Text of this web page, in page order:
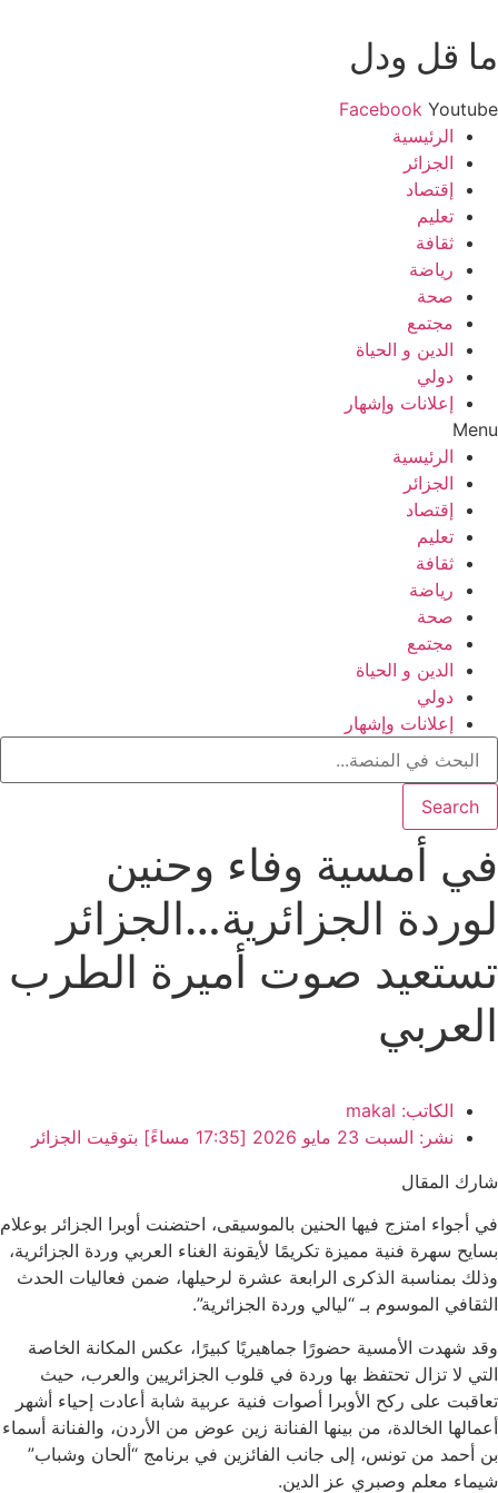
ما قل ودل
Facebook Youtube
الرئيسية
الجزائر
إقتصاد
تعليم
ثقافة
رياضة
صحة
مجتمع
الدين و الحياة
دولي
إعلانات وإشهار
Menu
الرئيسية
الجزائر
إقتصاد
تعليم
ثقافة
رياضة
صحة
مجتمع
الدين و الحياة
دولي
إعلانات وإشهار
Search
في أمسية وفاء وحنين
لوردة الجزائرية…الجزائر
تستعيد صوت أميرة الطرب
العربي
الكاتب: makal
نشر: السبت 23 مايو 2026 [17:35 مساءً] بتوقيت الجزائر
شارك المقال
في أجواء امتزج فيها الحنين بالموسيقى، احتضنت أوبرا الجزائر بوعلام
بسايح سهرة فنية مميزة تكريمًا لأيقونة الغناء العربي وردة الجزائرية،
وذلك بمناسبة الذكرى الرابعة عشرة لرحيلها، ضمن فعاليات الحدث
الثقافي الموسوم بـ “ليالي وردة الجزائرية”.
وقد شهدت الأمسية حضورًا جماهيريًا كبيرًا، عكس المكانة الخاصة
التي لا تزال تحتفظ بها وردة في قلوب الجزائريين والعرب، حيث
تعاقبت على ركح الأوبرا أصوات فنية عربية شابة أعادت إحياء أشهر
أعمالها الخالدة، من بينها الفنانة زين عوض من الأردن، والفنانة أسماء
بن أحمد من تونس، إلى جانب الفائزين في برنامج “ألحان وشباب”
شيماء معلم وصبري عز الدين.